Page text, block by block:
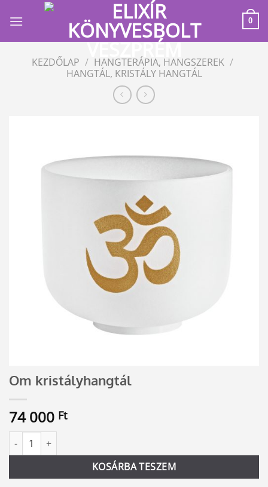
0
KEZDŐLAP / HANGTERÁPIA, HANGSZEREK /
HANGTÁL, KRISTÁLY HANGTÁL
Om kristályhangtál
74 000 Ft
Om kristályhangtál mennyiség
KOSÁRBA TESZEM
Alternative: